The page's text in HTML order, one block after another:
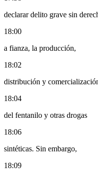
declarar delito grave sin
18:00
a fianza, la producción,
18:02
distribución y
18:04
del fentanilo y otras drogas
18:06
sintéticas. Sin embargo,
18:09